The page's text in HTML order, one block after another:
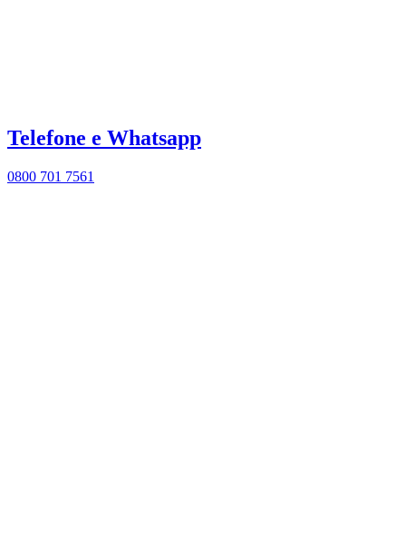
Telefone e Whatsapp
0800 701 7561